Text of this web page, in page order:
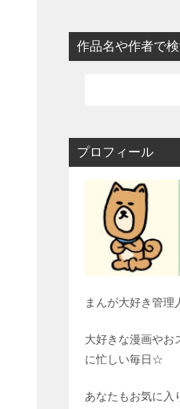
作品名や作者で
プロフィール
まんが大好き管理
大好きな漫画やお
に忙しい毎日☆
あなたもお気に入